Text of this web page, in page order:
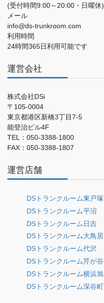
(受付時間9:00～20:00・日曜休)
メール
info@ds-trunkroom.com
利用時間
24時間365日利用可能です
運営会社
株式会社DSi
〒105-0004
東京都港区新橋3丁目7-5
能登治ビル4F
TEL：050-3388-1800
FAX：050-3388-1807
運営店舗
DSトランクルーム東戸塚
DSトランクルーム平沼
DSトランクルーム日吉
DSトランクルーム大鳥居
DSトランクルーム代沢
DSトランクルーム芹が谷
DSトランクルーム横浜旭
DSトランクルーム深谷町